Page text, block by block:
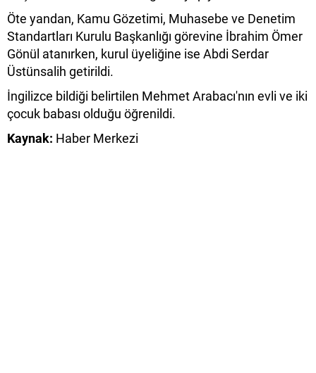
Öte yandan, Kamu Gözetimi, Muhasebe ve Denetim
Standartları Kurulu Başkanlığı görevine İbrahim Ömer
Gönül atanırken, kurul üyeliğine ise Abdi Serdar
Üstünsalih getirildi.
İngilizce bildiği belirtilen Mehmet Arabacı'nın evli ve iki
çocuk babası olduğu öğrenildi.
Kaynak: Haber Merkezi